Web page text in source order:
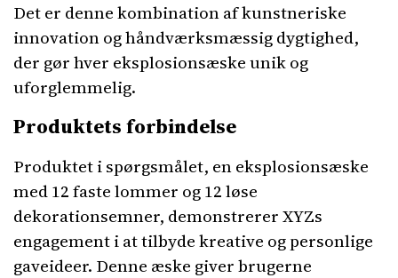
Det er denne kombination af kunstneriske
innovation og håndværksmæssig dygtighed,
der gør hver eksplosionsæske unik og
uforglemmelig.
Produktets forbindelse
Produktet i spørgsmålet, en eksplosionsæske
med 12 faste lommer og 12 løse
dekorationsemner, demonstrerer XYZs
engagement i at tilbyde kreative og personlige
gaveideer. Denne æske giver brugerne